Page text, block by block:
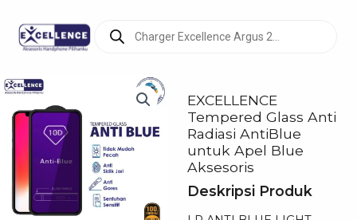
search
EXCELLENCE
Tempered Glass Anti
Radiasi AntiBlue
untuk Apel Blue
Aksesoris
Deskripsi Produk